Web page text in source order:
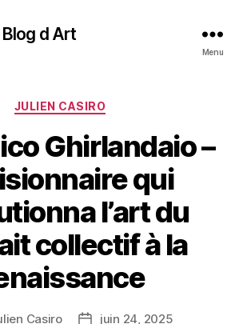
d Art
Menu
Catégories
JULIEN CASIRO
Ghirlandaio –
qui
l’art du
collectif à la
Casiro
Datejuin 24, 2025